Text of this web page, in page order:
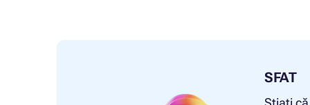
SFAT